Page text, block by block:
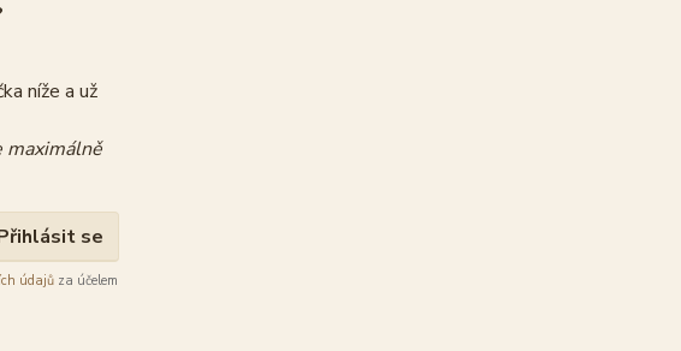
níže a už
maximálně
se
údajů za účelem